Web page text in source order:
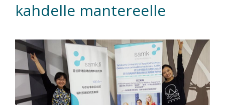
kehittämis-
sekä
ammattikorkeakoulutusta
koskevasta
tutkimuksesta
kaikille
kahdelle mantereelle